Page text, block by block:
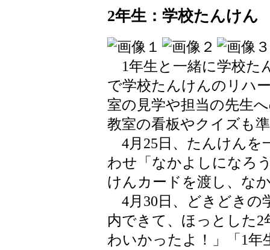
2年生：学校たんけん
1年生と一緒に学校た
で学校たんけんのリハ
室の見学や担当の先生
教室の看板やクイズも
4月25日、たんけんを
わせ「なかよしになろ
けんカードを渡し、な
4月30日、どきどきの
内できて、ほっとした
わいかったよ！」「1